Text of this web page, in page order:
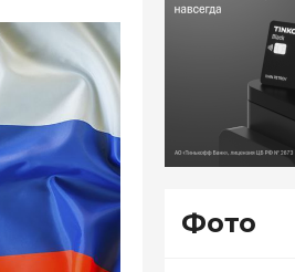
Фото